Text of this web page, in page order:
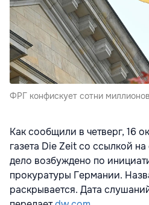
ФРГ конфискует сотни
Как сообщили в четверг, 16
газета Die Zeit со ссылкой
дело возбуждено по
прокуратуры Германии.
раскрывается. Дата